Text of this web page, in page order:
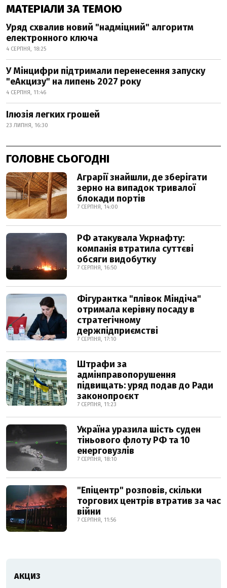
МАТЕРІАЛИ ЗА ТЕМОЮ
Уряд схвалив новий "надміцний" алгоритм
електронного ключа
4 СЕРПНЯ, 18:25
У Мінцифри підтримали перенесення запуску
"еАкцизу" на липень 2027 року
4 СЕРПНЯ, 11:46
Ілюзія легких грошей
23 ЛИПНЯ, 16:30
ГОЛОВНЕ СЬОГОДНІ
Аграрії знайшли, де зберігати
зерно на випадок тривалої
блокади портів
7 СЕРПНЯ, 14:00
РФ атакувала Укрнафту:
компанія втратила суттєві
обсяги видобутку
7 СЕРПНЯ, 16:50
Фігурантка "плівок Міндіча"
отримала керівну посаду в
стратегічному
держпідприємстві
7 СЕРПНЯ, 17:10
Штрафи за
адмінправопорушення
підвищать: уряд подав до Ради
законопроєкт
7 СЕРПНЯ, 11:23
Україна уразила шість суден
тіньового флоту РФ та 10
енерговузлів
7 СЕРПНЯ, 18:10
"Епіцентр" розповів, скільки
торгових центрів втратив за час
війни
7 СЕРПНЯ, 11:56
АКЦИЗ